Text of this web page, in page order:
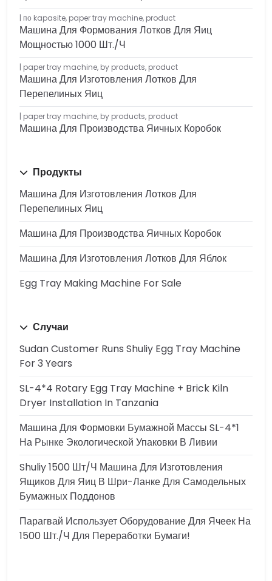
по kapasite, paper tray machine, product
Машина Для Формования Лотков Для Яиц
Мощностью 1000 Шт./ч
paper tray machine, by products, product
Машина Для Изготовления Лотков Для
Перепелиных Яиц
paper tray machine, by products, product
Машина Для Производства Яичных Коробок
Продукты
Машина Для Изготовления Лотков Для
Перепелиных Яиц
Машина Для Производства Яичных Коробок
Машина Для Изготовления Лотков Для Яблок
Egg Tray Making Machine For Sale
Случаи
Sudan Customer Runs Shuliy Egg Tray Machine
For 3 Years
SL-4*4 Rotary Egg Tray Machine + Brick Kiln
Dryer Installation In Tanzania
Машина Для Формовки Бумажной Массы SL-4*1
На Рынке Экологической Упаковки В Ливии
Shuliy 1500 Шт/ч Машина Для Изготовления
Ящиков Для Яиц В Шри-Ланке Для Самодельных
Бумажных Поддонов
Парагвай Использует Оборудование Для Ячеек На
1500 Шт./ч Для Переработки Бумаги!